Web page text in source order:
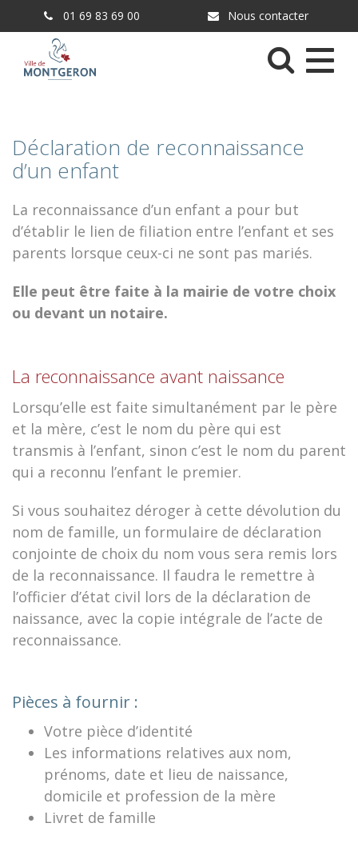
01 69 83 69 00 Nous contacter
Menu
Déclaration de reconnaissance
d’un enfant
La reconnaissance d’un enfant a pour but
d’établir le lien de filiation entre l’enfant et ses
parents lorsque ceux-ci ne sont pas mariés.
Elle peut être faite à la mairie de votre choix
ou devant un notaire.
La reconnaissance avant naissance
Lorsqu’elle est faite simultanément par le père
et la mère, c’est le nom du père qui est
transmis à l’enfant, sinon c’est le nom du parent
qui a reconnu l’enfant le premier.
Si vous souhaitez déroger à cette dévolution du
nom de famille, un formulaire de déclaration
conjointe de choix du nom vous sera remis lors
de la reconnaissance. Il faudra le remettre à
l’officier d’état civil lors de la déclaration de
naissance, avec la copie intégrale de l’acte de
reconnaissance.
Pièces à fournir :
Votre pièce d’identité
Les informations relatives aux nom,
prénoms, date et lieu de naissance,
domicile et profession de la mère
Livret de famille